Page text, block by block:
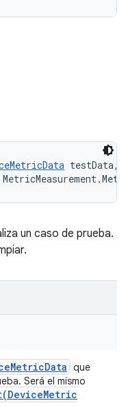
testData,
un caso de prueba.
MetricData que
Será el mismo
DeviceMetric